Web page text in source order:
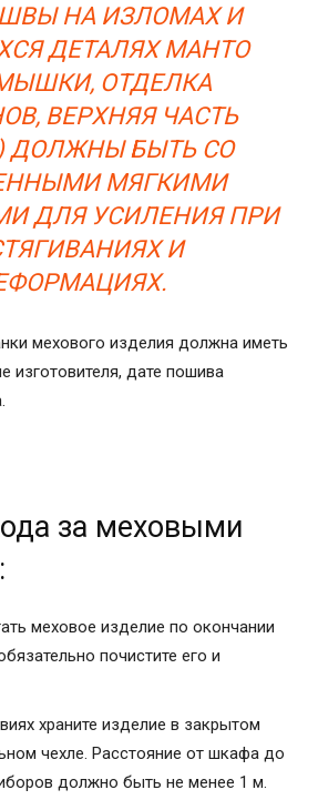
НА ИЗЛОМАХ И
ДЕТАЛЯХ МАНТО
ОТДЕЛКА
ВЕРХНЯЯ ЧАСТЬ
ДОЛЖНЫ БЫТЬ СО
МЯГКИМИ
ДЛЯ УСИЛЕНИЯ ПРИ
И
мехового изделия должна иметь
изготовителя, дате пошива
за меховыми
меховое изделие по окончании
почистите его и
храните изделие в закрытом
чехле. Расстояние от шкафа до
должно быть не менее 1 м.